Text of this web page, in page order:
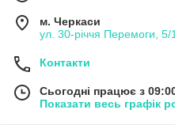
м. Черкаси
ул. 30-рiччя Перемоги, 5/
Контакти
Сьогодні працює з
Показати весь графік